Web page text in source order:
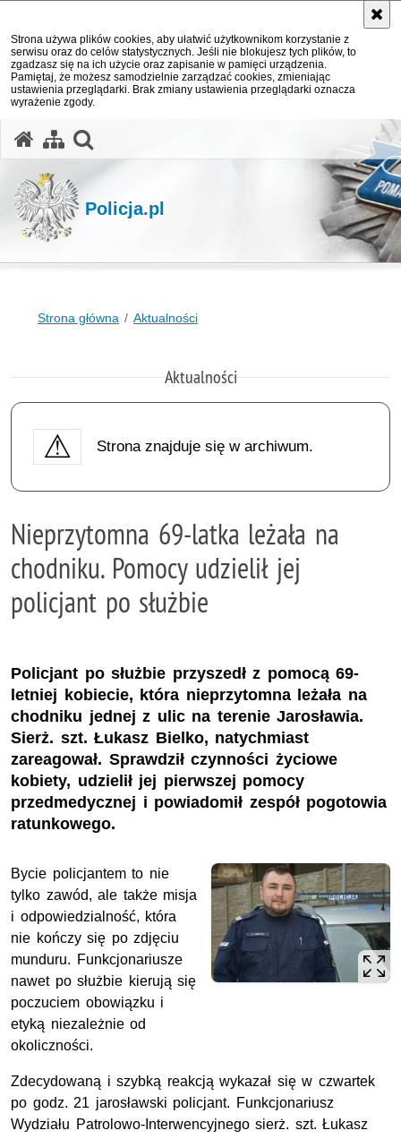
Strona używa plików cookies, aby ułatwić użytkownikom korzystanie z
serwisu oraz do celów statystycznych. Jeśli nie blokujesz tych plików, to
zgadzasz się na ich użycie oraz zapisanie w pamięci urządzenia.
Pamiętaj, że możesz samodzielnie zarządzać cookies, zmieniając
ustawienia przeglądarki. Brak zmiany ustawienia przeglądarki oznacza
wyrażenie zgody.
Policja.pl
Strona główna Aktualności
Aktualności
Strona znajduje się w archiwum.
Nieprzytomna 69-latka leżała na
chodniku. Pomocy udzielił jej
policjant po służbie
Policjant po służbie przyszedł z pomocą 69-
letniej kobiecie, która nieprzytomna leżała na
chodniku jednej z ulic na terenie Jarosławia.
Sierż. szt. Łukasz Bielko, natychmiast
zareagował. Sprawdził czynności życiowe
kobiety, udzielił jej pierwszej pomocy
przedmedycznej i powiadomił zespół pogotowia
ratunkowego.
Bycie policjantem to nie
tylko zawód, ale także misja
i odpowiedzialność, która
nie kończy się po zdjęciu
munduru. Funkcjonariusze
nawet po służbie kierują się
poczuciem obowiązku i
etyką niezależnie od
okoliczności.
Zdecydowaną i szybką reakcją wykazał się w czwartek
po godz. 21 jarosławski policjant. Funkcjonariusz
Wydziału Patrolowo-Interwencyjnegosierż. szt.Łukasz